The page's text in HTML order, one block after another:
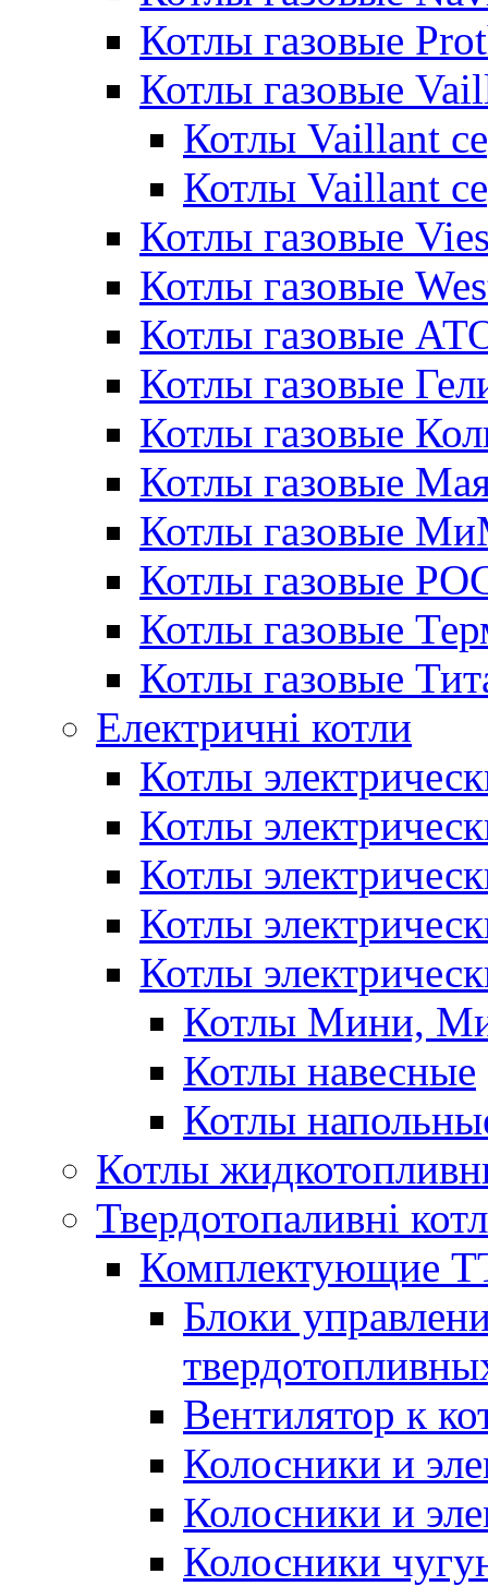
Котлы газовые
Котлы газовые
Котлы Vaillant
Котлы Vaillant
Котлы газовые
Котлы газовые
Котлы газовые
Котлы газовые
Котлы газовые
Котлы газовые
Котлы газовые
Котлы газовые
Котлы газовые
Котлы газовые
Електричні котли
Котлы
Котлы
Котлы
Котлы
Котлы
Котлы Мини,
Котлы навесные
Котлы
Котлы
Твердотопаливні
Комплектующие
Блоки
Вентилятор к
Колосники и
Колосники и
Колосники